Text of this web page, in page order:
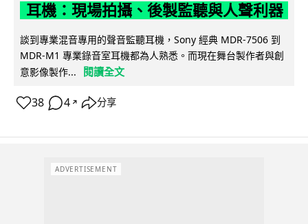
耳機：現場拍攝、後製監聽與人聲利器
談到專業混音專用的聲音監聽耳機，Sony 經典 MDR-7506 到
MDR-M1 專業錄音室耳機都為人熟悉。而現在舞台製作者與創
意影像製作...
閱讀全文
38 4 ↗ 分享
ADVERTISEMENT